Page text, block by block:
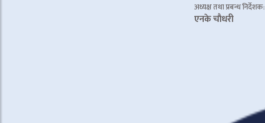
अध्यक्ष तथा प्रबन्ध निर्देशक:
एनके चाैधरी